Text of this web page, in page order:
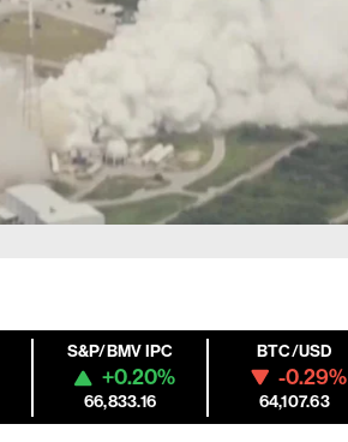
S&P/BMV IPC
+0.20%
66,833.16
BTC/USD
-0.29%
64,107.63